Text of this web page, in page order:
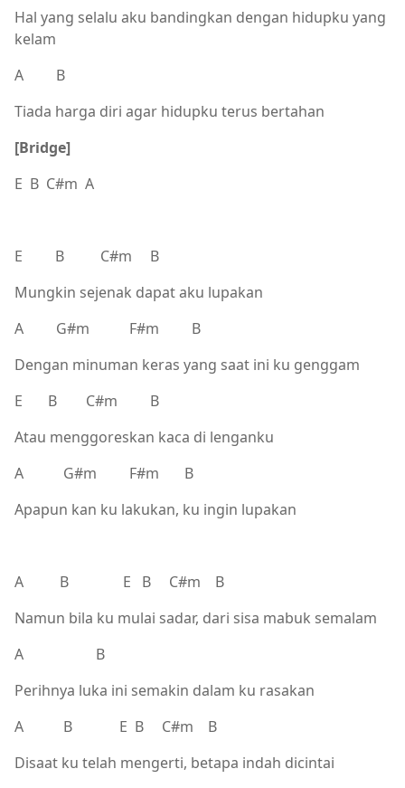
Hal yang selalu aku bandingkan dengan hidupku yang
kelam
A B
Tiada harga diri agar hidupku terus bertahan
[Bridge]
E B C#m A
E B C#m B
Mungkin sejenak dapat aku lupakan
A G#m F#m B
Dengan minuman keras yang saat ini ku genggam
E B C#m B
Atau menggoreskan kaca di lenganku
A G#m F#m B
Apapun kan ku lakukan, ku ingin lupakan
A B E B C#m B
Namun bila ku mulai sadar, dari sisa mabuk semalam
A B
Perihnya luka ini semakin dalam ku rasakan
A B E B C#m B
Disaat ku telah mengerti, betapa indah dicintai